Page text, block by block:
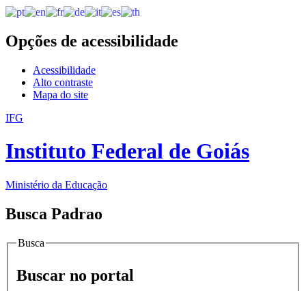
Opções de acessibilidade
Acessibilidade
Alto contraste
Mapa do site
IFG
Instituto Federal de Goiás
Ministério da Educação
Busca Padrao
Busca
Buscar no portal